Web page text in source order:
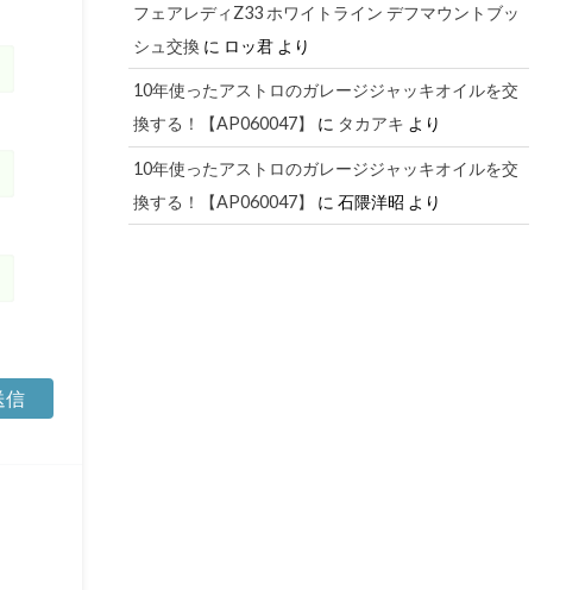
フェアレディZ33 ホワイトライン デフマウントブッ
シュ交換に ロッ君より
10年使ったアストロのガレージジャッキオイルを交
換する！【AP060047】
に タカアキ より
10年使ったアストロのガレージジャッキオイルを交
換する！【AP060047】
に 石隈洋昭 より